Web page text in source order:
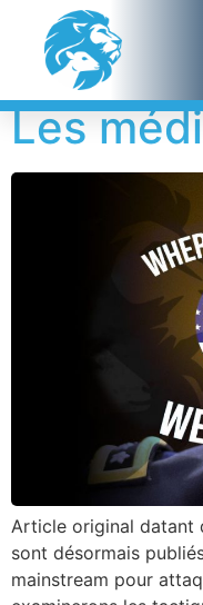
Les
Article original datant
sont désormais
mainstream pour